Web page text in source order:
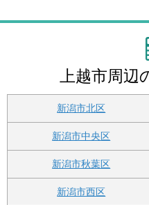
上越市周辺
新潟市北区
新潟市中央区
新潟市秋葉区
新潟市西区